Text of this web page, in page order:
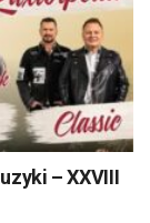
– XXVIII